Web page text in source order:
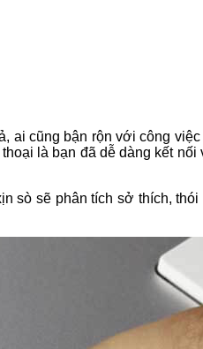
ai cũng bận rộn với công
là bạn đã dễ dàng kết
sò sẽ phân tích sở thích,